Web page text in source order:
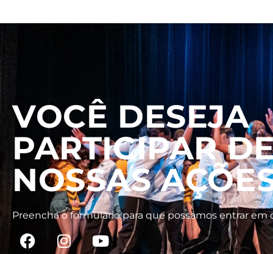
VOCÊ DESEJA
PARTICIPAR
NOSSAS
Preencha o formulário para que possamos entrar em